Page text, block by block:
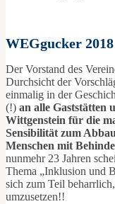
WEGgucker 2018
Der Vorstand des
Durchsicht der
einmalig in der
(!) an alle Gaststätten
Wittgenstein für die
Sensibilität zum
Menschen mit
nunmehr 23 Jahren
Thema „Inklusion und
sich zum Teil
umzusetzen!!